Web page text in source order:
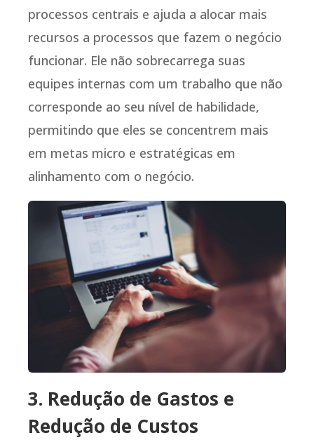
processos centrais e ajuda a alocar mais
recursos a processos que fazem o negócio
funcionar. Ele não sobrecarrega suas
equipes internas com um trabalho que não
corresponde ao seu nível de habilidade,
permitindo que eles se concentrem mais
em metas micro e estratégicas em
alinhamento com o negócio.
3. Redução de Gastos e
Redução de Custos